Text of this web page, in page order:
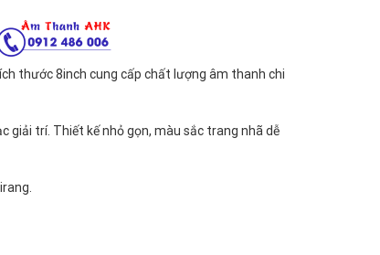
thước 8inch cung cấp chất lượng âm thanh chi
giải trí. Thiết kế nhỏ gọn, màu sắc trang nhã dễ